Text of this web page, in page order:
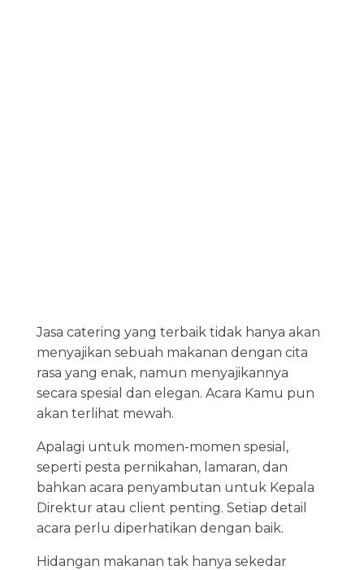
Jasa catering yang terbaik tidak hanya akan
menyajikan sebuah makanan dengan cita
rasa yang enak, namun menyajikannya
secara spesial dan elegan. Acara Kamu pun
akan terlihat mewah.
Apalagi untuk momen-momen spesial,
seperti pesta pernikahan, lamaran, dan
bahkan acara penyambutan untuk Kepala
Direktur atau client penting. Setiap detail
acara perlu diperhatikan dengan baik.
Hidangan makanan tak hanya sekedar